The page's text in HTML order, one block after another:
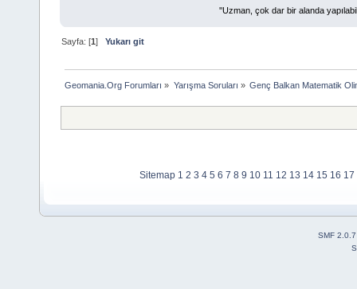
''Uzman, çok dar bir alanda
Sayfa: [1]Yukarı git
Geomania.Org Forumları » Yarışma Soruları » Genç Balkan Matematik
Sitemap 1 2 3 4 5 6 7 8 9 10 11 12 13 14 15 16 17
SMF 2.0.7